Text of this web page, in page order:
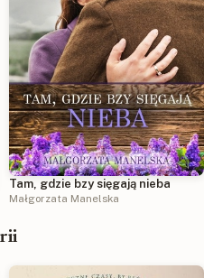
Tam, gdzie bzy sięgają nieba
Małgorzata Manelska